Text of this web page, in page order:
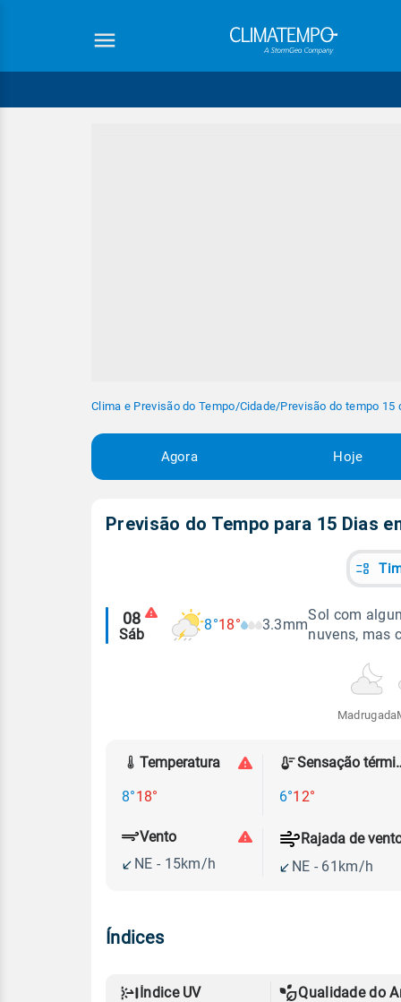
Clima e Previsão do Tempo/Cidade/Previsão do tempo 15
Agora Hoje
Previsão do Tempo para 15 Dias
Alertas
meteorológicos
08
Sáb
8°18° 3.3mm
Sol com
nuvens, mas
Madrugada
Temperatura
8°18°
6°12°
Vento
NE - 15km/h
Rajada de
NE - 61km/h
Índices
Índice UV Qualidade do